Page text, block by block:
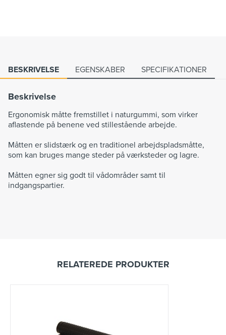
BESKRIVELSE EGENSKABER SPECIFIKATIONER
Beskrivelse
Ergonomisk måtte fremstillet i naturgummi, som virker
aflastende på benene ved stillestående arbejde.
Måtten er slidstærk og en traditionel arbejdspladsmåtte,
som kan bruges mange steder på værksteder og lagre.
Måtten egner sig godt til vådområder samt til
indgangspartier.
RELATEREDE PRODUKTER